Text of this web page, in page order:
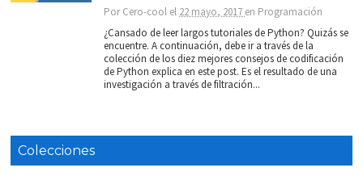
PorCero-cool el 22 mayo, 2017 en Programación
¿Cansado de leer largos tutoriales de Python? Quizás se
encuentre. A continuación, debe ir a través de la
colección de los diez mejores consejos de codificación
de Python explica en este post. Es el resultado de una
investigación a través de filtración...
Colecciones